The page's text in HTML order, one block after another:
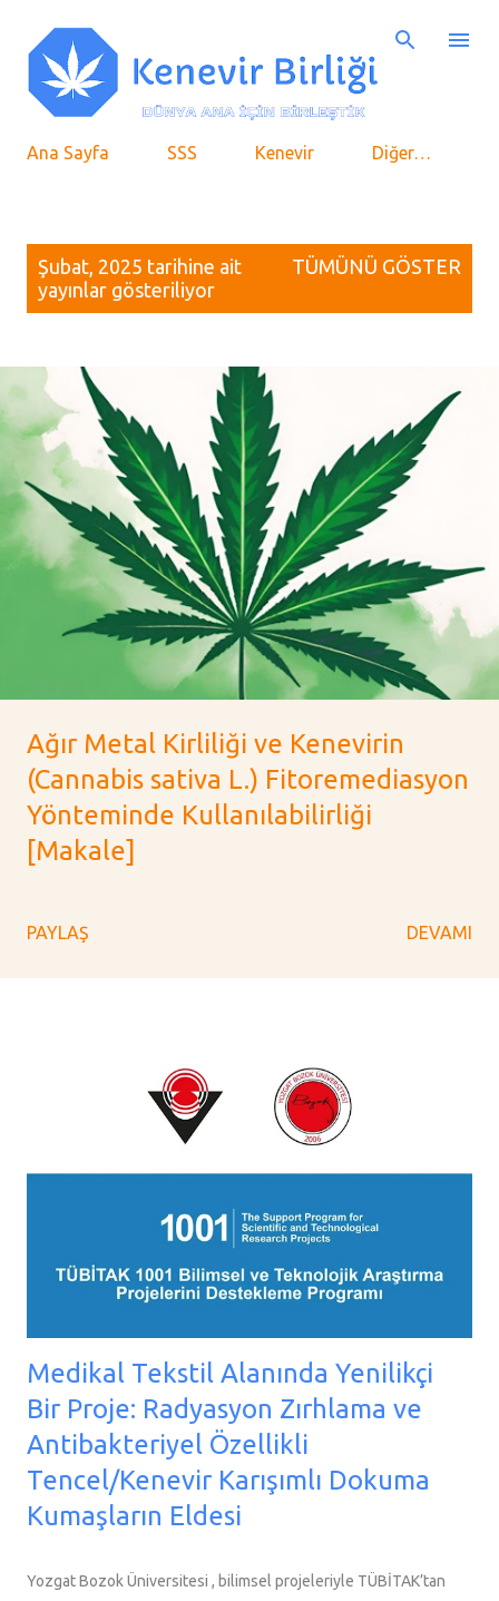
Ana Sayfa SSS Kenevir Diğer…
l
Şubat, 2025 tarihine ait
yayınlar gösteriliyor
TÜMÜNÜ GÖSTER
Ağır Metal Kirliliği ve Kenevirin
(Cannabis sativa L.) Fitoremediasyon
Yönteminde Kullanılabilirliği
[Makale]
PAYLAŞ DEVAMI
Medikal Tekstil Alanında Yenilikçi
Bir Proje: Radyasyon Zırhlama ve
Antibakteriyel Özellikli
Tencel/Kenevir Karışımlı Dokuma
Kumaşların Eldesi
Yozgat Bozok Üniversitesi , bilimsel projeleriyle TÜBİTAK’tan